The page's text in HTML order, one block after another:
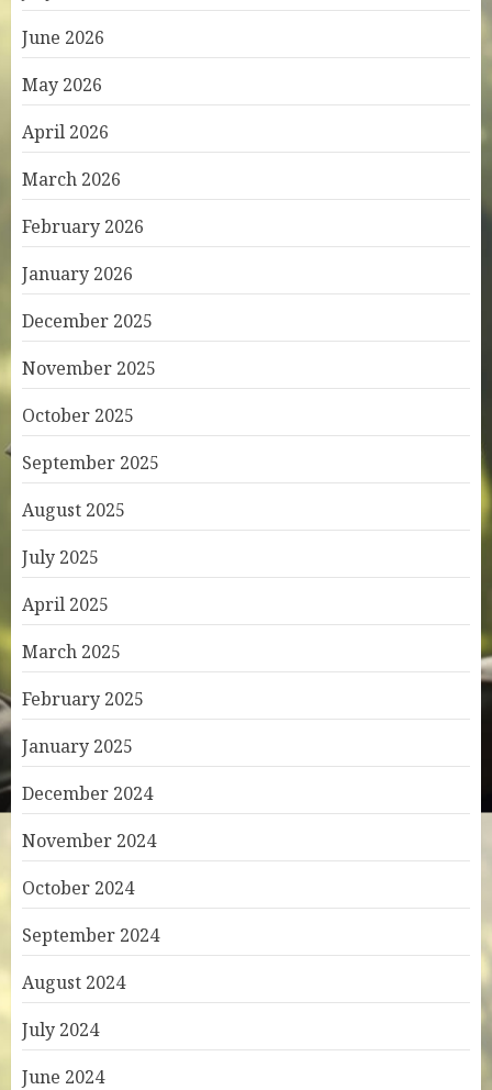
June 2026
May 2026
April 2026
March 2026
February 2026
January 2026
December 2025
November 2025
October 2025
September 2025
August 2025
July 2025
April 2025
March 2025
February 2025
January 2025
December 2024
November 2024
October 2024
September 2024
August 2024
July 2024
June 2024